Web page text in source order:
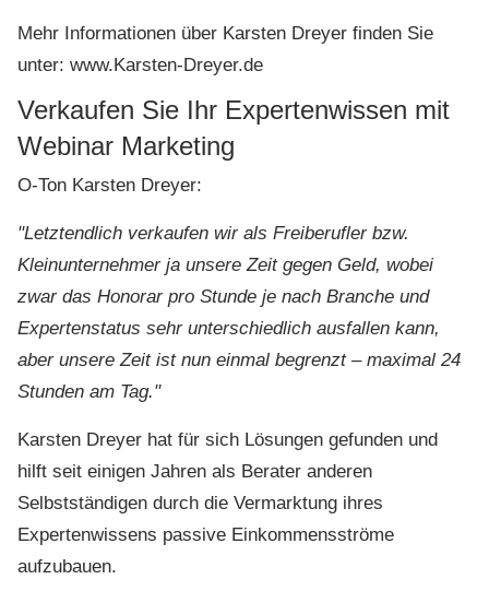
Mehr Informationen über Karsten Dreyer finden Sie
unter: www.Karsten-Dreyer.de
Verkaufen Sie Ihr Expertenwissen mit
Webinar Marketing
O-Ton Karsten Dreyer:
"Letztendlich verkaufen wir als Freiberufler bzw.
Kleinunternehmer ja unsere Zeit gegen Geld, wobei
zwar das Honorar pro Stunde je nach Branche und
Expertenstatus sehr unterschiedlich ausfallen kann,
aber unsere Zeit ist nun einmal begrenzt – maximal 24
Stunden am Tag."
Karsten Dreyer hat für sich Lösungen gefunden und
hilft seit einigen Jahren als Berater anderen
Selbstständigen durch die Vermarktung ihres
Expertenwissens passive Einkommensströme
aufzubauen.